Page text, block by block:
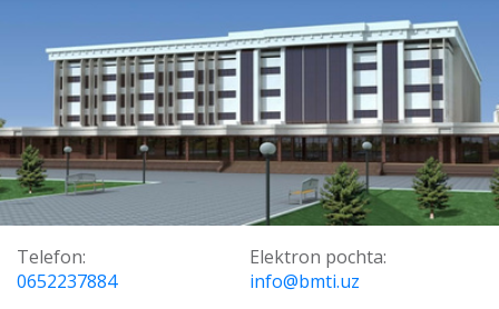
Telefon:
0652237884
Elektron pochta:
info@bmti.uz